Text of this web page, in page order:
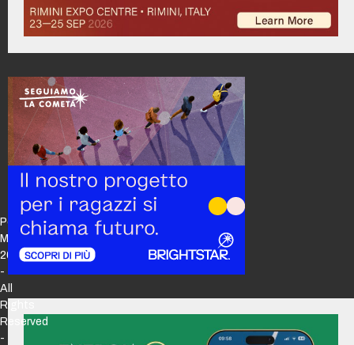
Policy
Maker
2026
-
All
Rights
Reserved
-